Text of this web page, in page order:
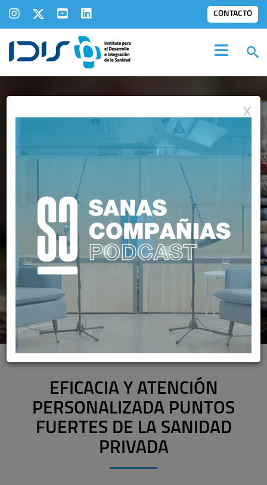
CONTACTO
IDIS EN LOSMEDIOS
EFICACIA Y ATENCIÓN
PERSONALIZADA PUNTOS
FUERTES DE LA SANIDAD
PRIVADA
X